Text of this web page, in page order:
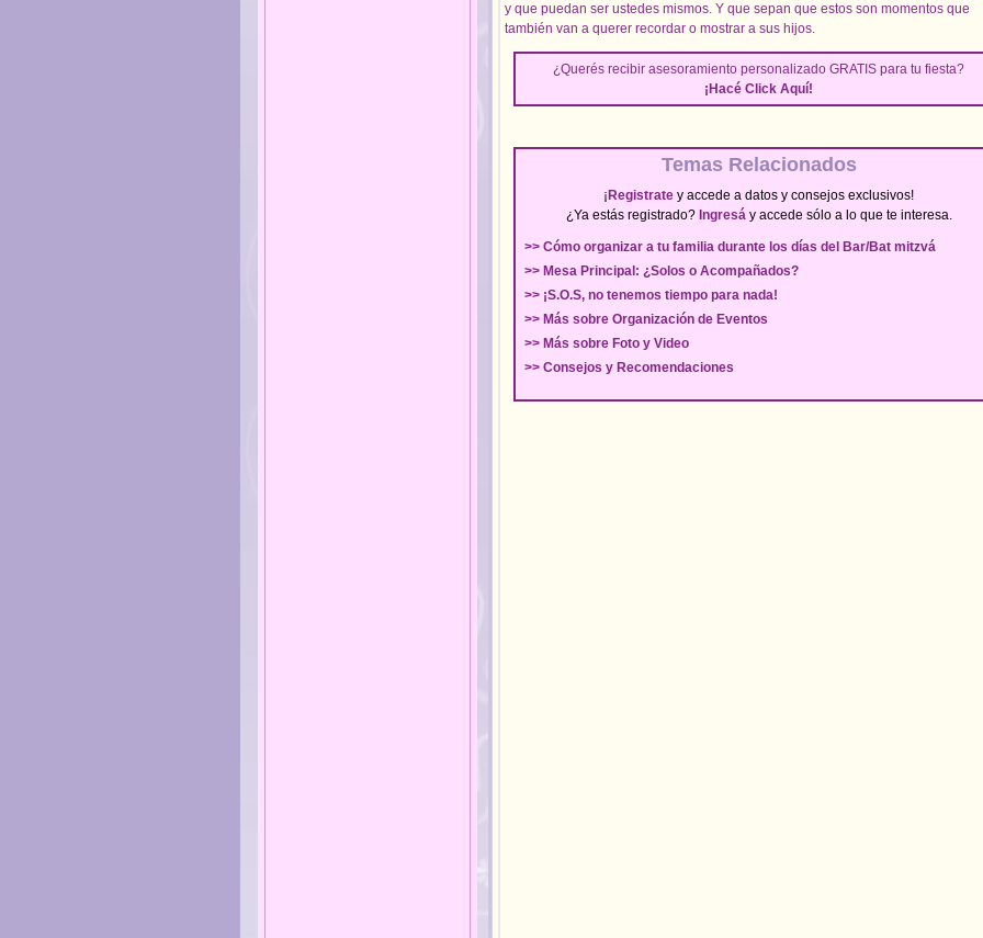
y que puedan ser ustedes mismos. Y que sepan que estos son momentos que
también van a querer recordar o mostrar a sus hijos.
¿Querés recibir asesoramiento personalizado GRATIS para tu fiesta?
¡Hacé Click Aquí!
Temas Relacionados
¡ Registrate y accede a datos y consejos exclusivos!
¿Ya estás registrado? Ingresáy accede sólo a lo que te interesa.
>> Cómo organizar a tu familia durante los días del Bar/Bat mitzvá
>> Mesa Principal: ¿Solos o Acompañados?
>> ¡S.O.S, no tenemos tiempo para nada!
>> Más sobre Organización de Eventos
>> Más sobre Foto y Video
>> Consejos y Recomendaciones